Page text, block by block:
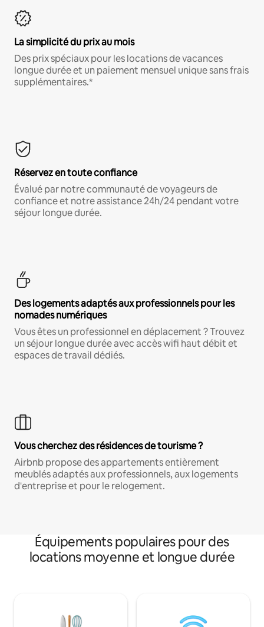
La simplicité du prix au mois
Des prix spéciaux pour les locations de vacances
longue durée et un paiement mensuel unique sans frais
supplémentaires.*
Réservez en toute confiance
Évalué par notre communauté de voyageurs de
confiance et notre assistance 24h/24 pendant votre
séjour longue durée.
Des logements adaptés aux professionnels pour les
nomades numériques
Vous êtes un professionnel en déplacement ? Trouvez
un séjour longue durée avec accès wifi haut débit et
espaces de travail dédiés.
Vous cherchez des résidences de tourisme ?
Airbnb propose des appartements entièrement
meublés adaptés aux professionnels, aux logements
d'entreprise et pour le relogement.
Équipements populaires pour des
locations moyenne et longue durée